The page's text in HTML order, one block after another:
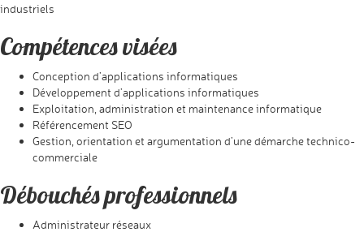
industriels
Compétences visées
Conception d’applications informatiques
Développement d’applications informatiques
Exploitation, administration et maintenance informatique
Référencement SEO
Gestion, orientation et argumentation d’une démarche technico-
commerciale
Débouchés professionnels
Administrateur réseaux